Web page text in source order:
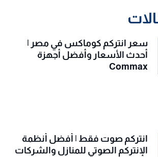
سعر انتركم كوماكس في مصر |
أحدث الأسعار وأفضل أجهزة
Commax
انتركم صوت فقط | أفضل أنظمة
الإنتركم الصوتي للمنازل والشركات